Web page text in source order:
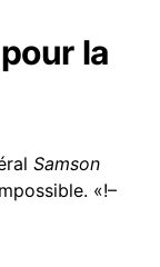
la
Samson
«!–